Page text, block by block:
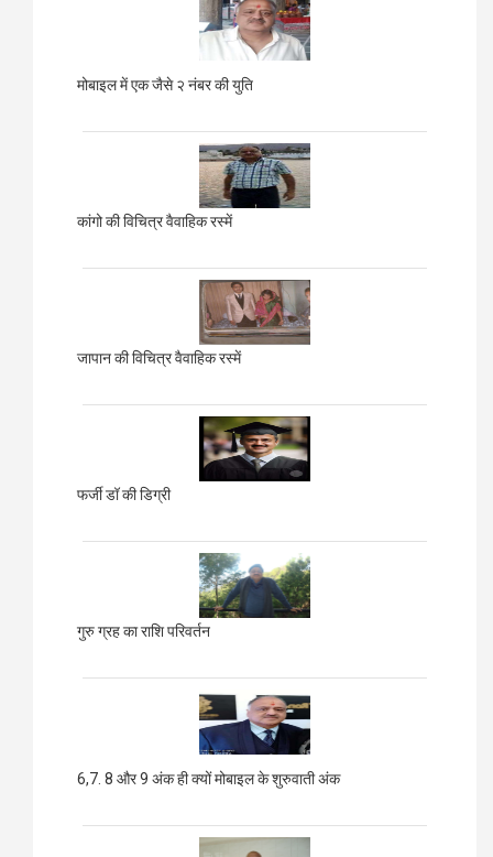
मोबाइल में एक जैसे २ नंबर की युति
कांगो की विचित्र वैवाहिक रस्में
जापान की विचित्र वैवाहिक रस्में
फर्जी डॉ की डिग्री
गुरु ग्रह का राशि परिवर्तन
6,7. 8 और 9 अंक ही क्यों मोबाइल के शुरुवाती अंक